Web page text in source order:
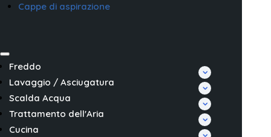
Cappe di aspirazione
Freddo
Lavaggio / Asciugatura
Scalda Acqua
Trattamento dell'Aria
Cucina